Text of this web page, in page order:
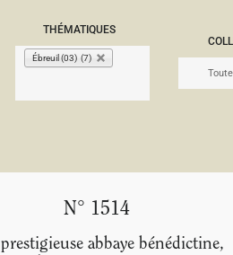
THÉMATIQUES
Ébreuil (03) (7)
N° 1514
abbaye bénédictine,